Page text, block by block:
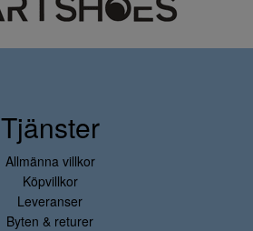
Tjänster
Allmänna villkor
Köpvillkor
Leveranser
Byten & returer